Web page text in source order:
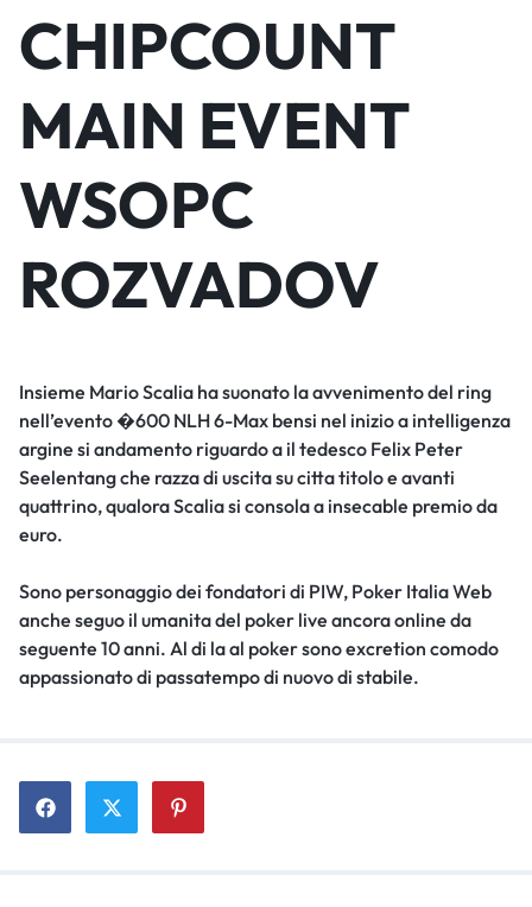
CHIPCOUNT
MAIN EVENT
WSOPC
ROZVADOV
Insieme Mario Scalia ha suonato la avvenimento del ring
nell’evento �600 NLH 6-Max bensi nel inizio a intelligenza
argine si andamento riguardo a il tedesco Felix Peter
Seelentang che razza di uscita su citta titolo e avanti
quattrino, qualora Scalia si consola a insecable premio da
euro.
Sono personaggio dei fondatori di PIW, Poker Italia Web
anche seguo il umanita del poker live ancora online da
seguente 10 anni. Al di la al poker sono excretion comodo
appassionato di passatempo di nuovo di stabile.